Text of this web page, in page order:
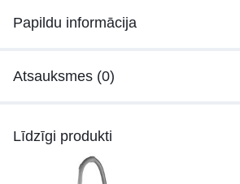
Papildu informācija
Atsauksmes (0)
Līdzīgi produkti